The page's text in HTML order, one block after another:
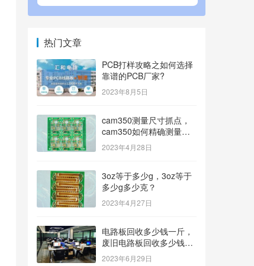
热门文章
PCB打样攻略之如何选择
靠谱的PCB厂家?
2023年8月5日
cam350测量尺寸抓点，
cam350如何精确测量尺
寸？
2023年4月28日
3oz等于多少g，3oz等于
多少g多少克？
2023年4月27日
电路板回收多少钱一斤，
废旧电路板回收多少钱一
斤？
2023年6月29日